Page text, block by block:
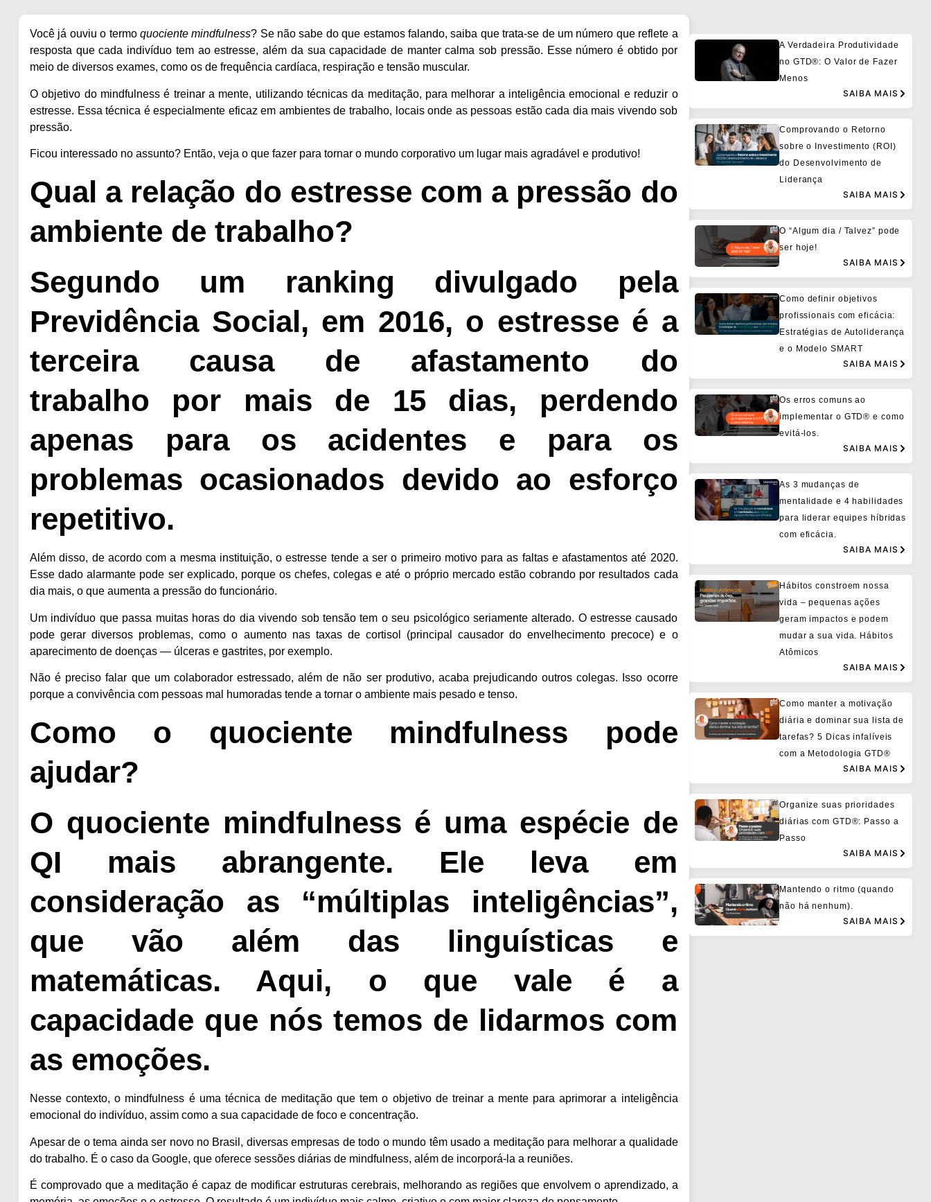
Você já ouviu o termo quociente mindfulness? Se não sabe do que estamos falando, saiba que trata-se de um número que reflete a
resposta que cada indivíduo tem ao estresse, além da sua capacidade de manter calma sob pressão. Esse número é obtido por
meio de diversos exames, como os de frequência cardíaca, respiração e tensão muscular.
O objetivo do mindfulness é treinar a mente, utilizando técnicas da meditação, para melhorar a inteligência emocional e reduzir o
estresse. Essa técnica é especialmente eficaz em ambientes de trabalho, locais onde as pessoas estão cada dia mais vivendo sob
pressão.
Ficou interessado no assunto? Então, veja o que fazer para tornar o mundo corporativo um lugar mais agradável e produtivo!
Qual a relação do estresse com a pressão do
ambiente de trabalho?
Segundo um ranking divulgado pela
Previdência Social, em 2016, o estresse é a
terceira causa de afastamento do
trabalho
por mais de 15 dias, perdendo
apenas para os acidentes e para os
problemas ocasionados devido ao esforço
repetitivo.
Além disso, de acordo com a mesma instituição, o estresse tende a ser o primeiro motivo para as faltas e afastamentos até 2020.
Esse dado alarmante pode ser explicado, porque os chefes, colegas e até o próprio mercado estão cobrando por resultados cada
dia mais, o que aumenta a pressão do funcionário.
Um indivíduo que passa muitas horas do dia vivendo sob tensão tem o seu psicológico seriamente alterado. O estresse causado
pode gerar diversos problemas, como o aumento nas taxas de cortisol (principal causador do envelhecimento precoce) e o
aparecimento de doenças — úlceras e gastrites, por exemplo.
Não é preciso falar que um colaborador estressado, além de não ser produtivo, acaba prejudicando outros colegas. Isso ocorre
porque a convivência com pessoas mal humoradas tende a tornar o ambiente mais pesado e tenso.
Como o quociente mindfulness pode
ajudar?
O quociente mindfulness é uma espécie de
QI mais abrangente. Ele leva em
consideração as “múltiplas inteligências”,
que vão além das linguísticas e
matemáticas. Aqui, o que vale é a
capacidade que nós temos de lidarmos com
as emoções.
Nesse contexto, o mindfulness é uma técnica de meditação que tem o objetivo de treinar a mente para aprimorar a inteligência
emocional do indivíduo, assim como a sua capacidade de foco e concentração.
Apesar de o tema ainda ser novo no Brasil, diversas empresas de todo o mundo têm usado a meditação para melhorar a qualidade
do trabalho. É o caso da Google, que oferece sessões diárias de mindfulness, além de incorporá-la a reuniões.
É comprovado que a meditação é capaz de modificar estruturas cerebrais, melhorando as regiões que envolvem o aprendizado, a
A Verdadeira Produtividade
no GTD®: O Valor de Fazer
Menos
SAIBA MAIS
Comprovando o Retorno
sobre o Investimento (ROI)
do Desenvolvimento de
Liderança
SAIBA MAIS
O “Algum dia / Talvez” pode
ser hoje!
SAIBA MAIS
Como definir objetivos
profissionais com eficácia:
Estratégias de Autoliderança
e o Modelo SMART
SAIBA MAIS
Os erros comuns ao
implementar o GTD® e como
evitá-los.
SAIBA MAIS
As 3 mudanças de
mentalidade e 4 habilidades
para liderar equipes híbridas
com eficácia.
SAIBA MAIS
Hábitos constroem nossa
vida – pequenas ações
geram impactos e podem
mudar a sua vida. Hábitos
Atômicos
SAIBA MAIS
Como manter a motivação
diária e dominar sua lista de
tarefas? 5 Dicas infalíveis
com a Metodologia GTD®
SAIBA MAIS
Organize suas prioridades
diárias com GTD®: Passo a
Passo
SAIBA MAIS
Mantendo o ritmo (quando
não há nenhum).
SAIBA MAIS